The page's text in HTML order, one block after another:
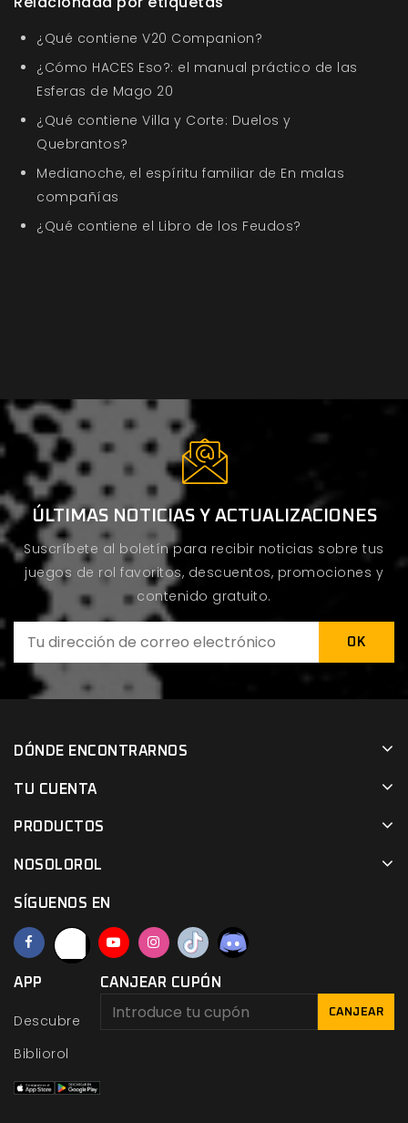
¿Qué contiene V20 Companion?
¿Cómo HACES Eso?: el manual práctico de las
Esferas de Mago 20
¿Qué contiene Villa y Corte: Duelos y
Quebrantos?
Medianoche, el espíritu familiar de En malas
compañías
¿Qué contiene el Libro de los Feudos?
ÚLTIMAS NOTICIAS Y ACTUALIZACIONES
Suscríbete al boletín para recibir noticias sobre tus
juegos de rol favoritos, descuentos, promociones y
contenido gratuito.
DÓNDE ENCONTRARNOS
TU CUENTA
PRODUCTOS
NOSOLOROL
SÍGUENOS EN
APP
Descubre
Bibliorol
CANJEAR CUPÓN
CANJEAR